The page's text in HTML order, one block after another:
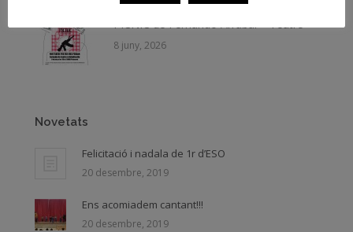
PICNIC de Fernando Arrabal – Teatre
8 juny, 2026
Novetats
Felicitació i nadala de 1r d’ESO
20 desembre, 2019
Ens acomiadem cantant!!!
20 desembre, 2019